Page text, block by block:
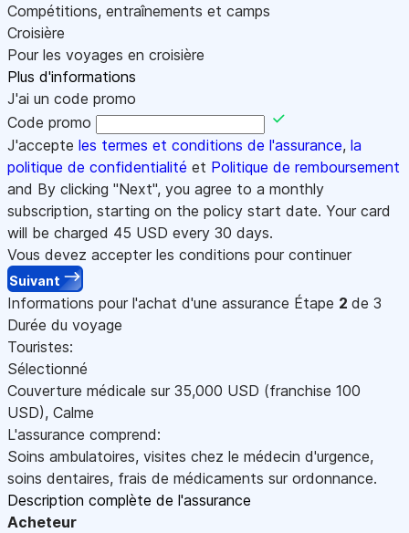
Compétitions, entraînements et camps
Croisière
Pour les voyages en croisière
Plus d'informations
J'ai un code promo
Code promo
J'accepte les termes et conditions de l'assurance, la
politique de confidentialité et Politique de remboursement
and By clicking "Next", you agree to a monthly
subscription, starting on the policy start date. Your card
will be charged 45 USD every 30 days.
Vous devez accepter les conditions pour continuer
Suivant
Informations pour l'achat d'une assurance Étape 2 de 3
Durée du voyage
Touristes:
Sélectionné
Couverture médicale sur 35,000 USD (franchise 100
USD), Calme
L'assurance comprend:
Soins ambulatoires, visites chez le médecin d'urgence,
soins dentaires, frais de médicaments sur ordonnance.
Description complète de l'assurance
Acheteur